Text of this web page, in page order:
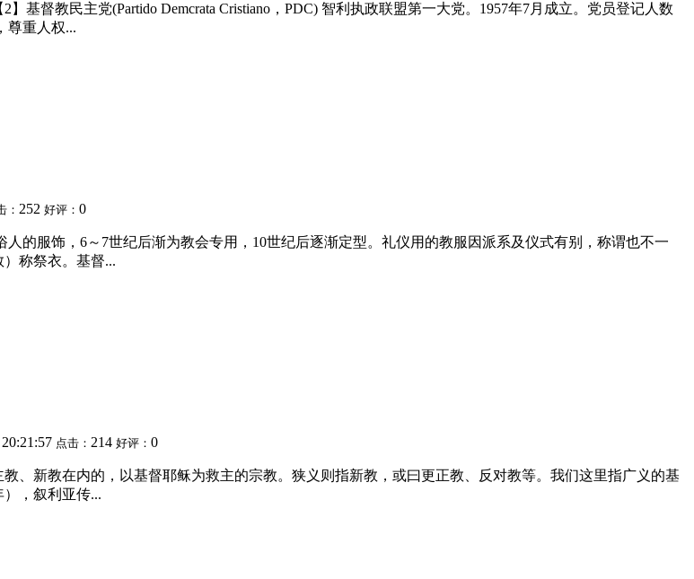
基督教民主党(Partido Demcrata Cristiano，PDC) 智利执政联盟第一大党。1957年7月成立。党员登记人数
尊重人权...
： 252 好评： 0
的服饰，6～7世纪后渐为教会专用，10世纪后逐渐定型。礼仪用的教服因派系及仪式有别，称谓也不一
称祭衣。基督...
点击： 214 好评： 0
、新教在内的，以基督耶稣为救主的宗教。狭义则指新教，或曰更正教、反对教等。我们这里指广义的基
，叙利亚传...